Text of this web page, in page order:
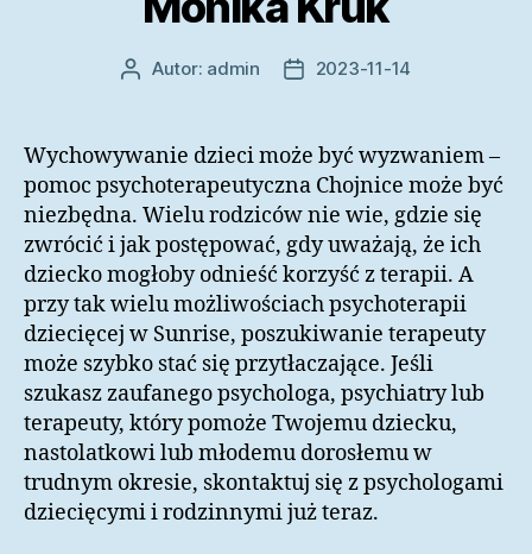
AutorAutor: admin
Data2023-11-14
Wychowywanie dzieci może być wyzwaniem –
pomoc psychoterapeutyczna Chojnice może być
niezbędna. Wielu rodziców nie wie, gdzie się
zwrócić i jak postępować, gdy uważają, że ich
dziecko mogłoby odnieść korzyść z terapii. A
przy tak wielu możliwościach psychoterapii
dziecięcej w Sunrise, poszukiwanie terapeuty
może szybko stać się przytłaczające. Jeśli
szukasz zaufanego psychologa, psychiatry lub
terapeuty, który pomoże Twojemu dziecku,
nastolatkowi lub młodemu dorosłemu w
trudnym okresie, skontaktuj się z psychologami
dziecięcymi i rodzinnymi już teraz.